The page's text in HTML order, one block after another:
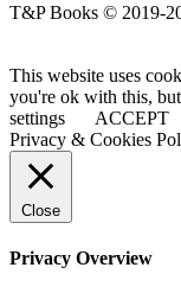
T&P Books © 2019-
This website uses
you're ok with this,
settings
ACCEPT
Privacy & Cookies
Close
Privacy Overview